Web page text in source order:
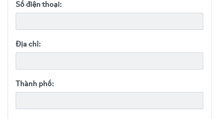
Số điện thoại:
Địa chỉ:
Thành phố: